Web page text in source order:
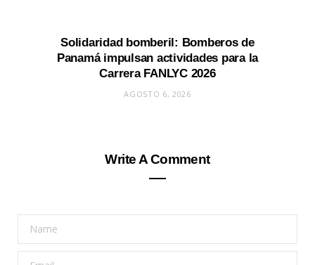
Solidaridad bomberil: Bomberos de
Panamá impulsan actividades para la
Carrera FANLYC 2026
AGOSTO 6, 2026
Write A Comment